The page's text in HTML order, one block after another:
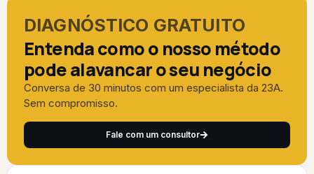
DIAGNÓSTICO GRATUITO
Entenda como o nosso método
pode alavancar o seu negócio
Conversa de 30 minutos com um especialista da 23A.
Sem compromisso.
Fale com um consultor